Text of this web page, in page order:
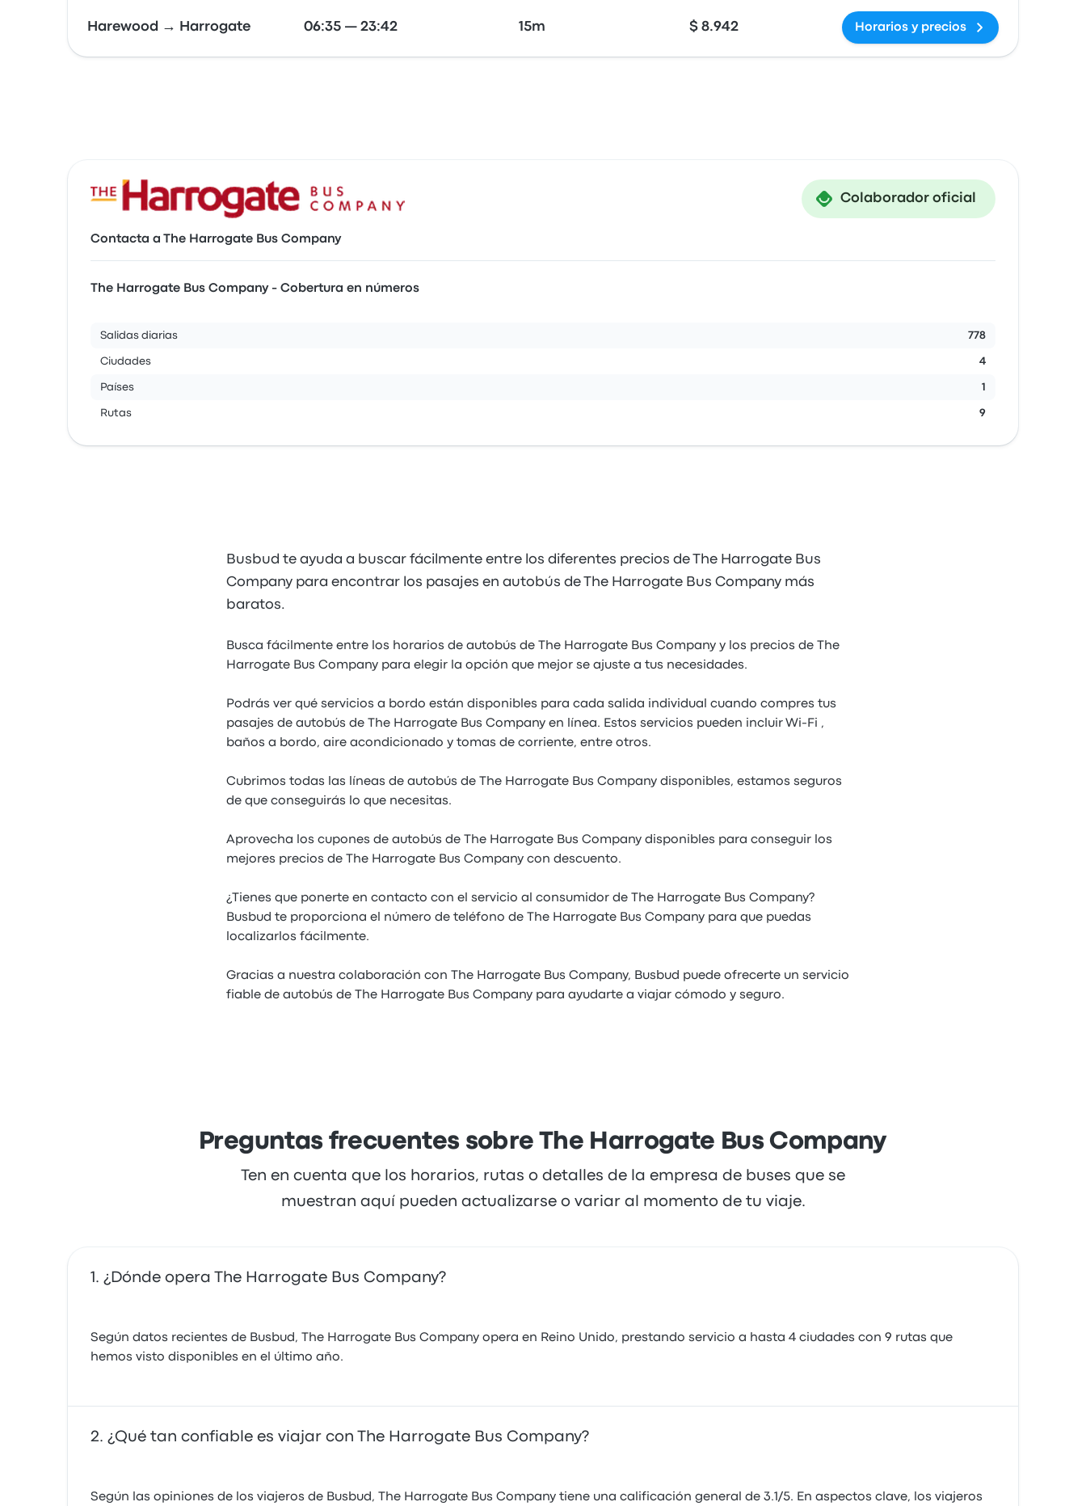
Harewood → Harrogate 06:35 — 23:42 15m $ 8.942 Horarios y precios
Colaborador oficial
Contacta a The Harrogate Bus Company
The Harrogate Bus Company - Cobertura en números
Salidas diarias 778
Ciudades 4
Países 1
Rutas 9
Busbud te ayuda a buscar fácilmente entre los diferentes precios de The Harrogate Bus
Company para encontrar los pasajes en autobús de The Harrogate Bus Company más
baratos.
Busca fácilmente entre los horarios de autobús de The Harrogate Bus Company y los precios de The
Harrogate Bus Company para elegir la opción que mejor se ajuste a tus necesidades.
Podrás ver qué servicios a bordo están disponibles para cada salida individual cuando compres tus
pasajes de autobús de The Harrogate Bus Company en línea. Estos servicios pueden incluir Wi-Fi ,
baños a bordo, aire acondicionado y tomas de corriente, entre otros.
Cubrimos todas las líneas de autobús de The Harrogate Bus Company disponibles, estamos seguros
de que conseguirás lo que necesitas.
Aprovecha los cupones de autobús de The Harrogate Bus Company disponibles para conseguir los
mejores precios de The Harrogate Bus Company con descuento.
¿Tienes que ponerte en contacto con el servicio al consumidor de The Harrogate Bus Company?
Busbud te proporciona el número de teléfono de The Harrogate Bus Company para que puedas
localizarlos fácilmente.
Gracias a nuestra colaboración con The Harrogate Bus Company, Busbud puede ofrecerte un servicio
fiable de autobús de The Harrogate Bus Company para ayudarte a viajar cómodo y seguro.
Preguntas frecuentes sobre The Harrogate Bus Company
Ten en cuenta que los horarios, rutas o detalles de la empresa de buses que se
muestran aquí pueden actualizarse o variar al momento de tu viaje.
¿Dónde opera The Harrogate Bus Company?
Según datos recientes de Busbud, The Harrogate Bus Company opera en Reino Unido, prestando servicio a hasta 4 ciudades con 9 rutas que
hemos visto disponibles en el último año.
¿Qué tan confiable es viajar con The Harrogate Bus Company?
Según las opiniones de los viajeros de Busbud, The Harrogate Bus Company tiene una calificación general de 3.1/5. En aspectos clave, los viajeros